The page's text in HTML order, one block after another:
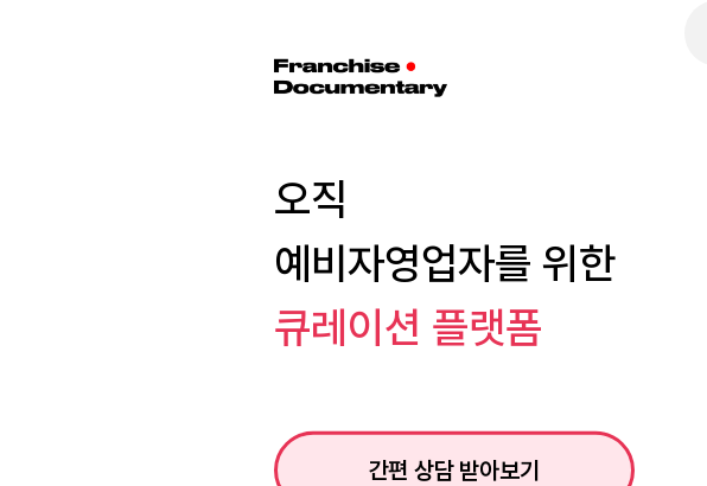
오직
예비자영업자를 위한
큐레이션 플랫폼
간편 상담 받아보기